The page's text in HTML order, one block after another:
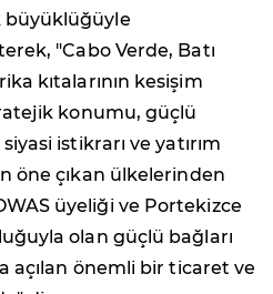
büyüklüğüyle
"Cabo Verde, Batı
kıtalarının kesişim
konumu, güçlü
istikrarı ve yatırım
öne çıkan ülkelerinden
üyeliği ve Portekizce
olan güçlü bağları
açılan önemli bir ticaret ve